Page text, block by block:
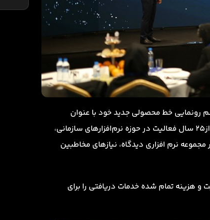
رونمایی خط محصولی جدید خود با عنوان
نرم افزاری دیدگاه، نیازهای مخاطبین
و هزینه تمام شده خدمات دریافتی را برای